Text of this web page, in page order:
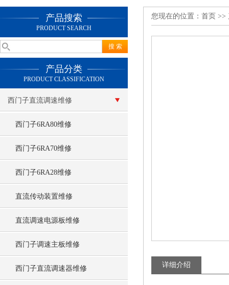
产品搜索
PRODUCT SEARCH
产品分类
PRODUCT CLASSIFICATION
西门子直流调速维修
西门子6RA80维修
西门子6RA70维修
西门子6RA28维修
直流传动装置维修
直流调速电源板维修
西门子调速主板维修
西门子直流调速器维修
您现在的位置： 首页 >>
详细介绍